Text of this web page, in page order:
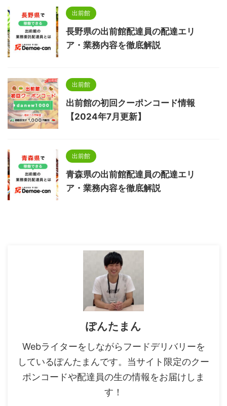
出前館
長野県の出前館配達員の配達エリ
ア・業務内容を徹底解説
出前館
出前館の初回クーポンコード情報
【2024年7月更新】
出前館
青森県の出前館配達員の配達エリ
ア・業務内容を徹底解説
ぽんたまん
Webライターをしながらフードデリバリーを
しているぽんたまんです。当サイト限定のクー
ポンコードや配達員の生の情報をお届けしま
す！